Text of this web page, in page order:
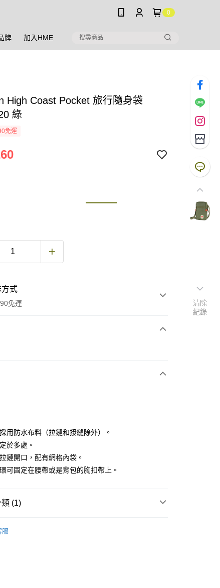
0
牌 加入HME
High Coast Pocket 旅行隨身袋
綠
免運
式
免運
業銀行
蓄銀行
業銀行
兆豐國際商業銀行
業銀行
行
遠東國際商業銀行
行
永豐商業銀行
用卡公司
用防水布料（拉鏈和接縫除外）。
於多處。
鏈開口，配有網格內袋。
可固定在腰帶或是背包的胸扣帶上。
(1)
服
清除
紀錄